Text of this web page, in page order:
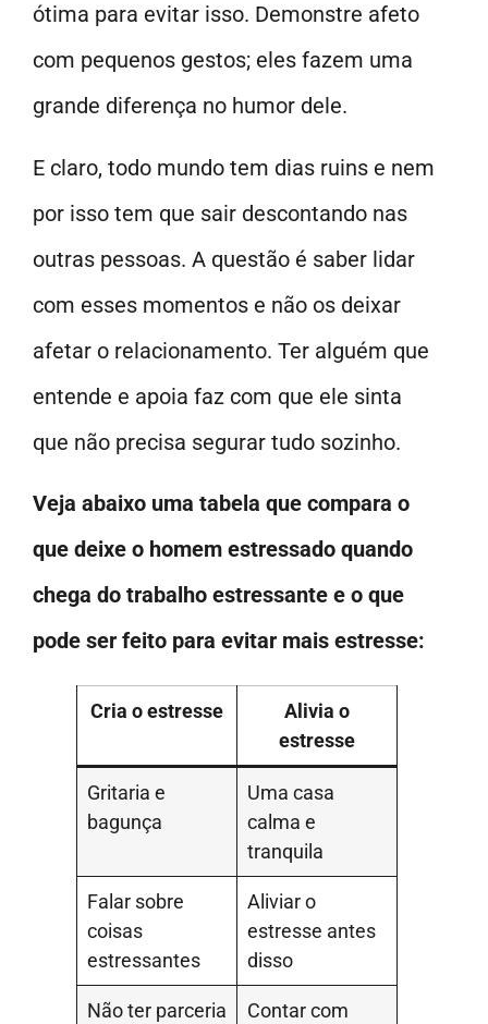
ótima para evitar isso. Demonstre afeto
com pequenos gestos; eles fazem uma
grande diferença no humor dele.
E claro, todo mundo tem dias ruins e nem
por isso tem que sair descontando nas
outras pessoas. A questão é saber lidar
com esses momentos e não os deixar
afetar o relacionamento. Ter alguém que
entende e apoia faz com que ele sinta
que não precisa segurar tudo sozinho.
Veja abaixo uma tabela que compara o
que deixe o homem estressado quando
chega do trabalho estressante e o que
pode ser feito para evitar mais estresse:
Cria o estresse
Alivia o
estresse
Gritaria e
bagunça
Uma casa
calma e
tranquila
Falar sobre
coisas
estressantes
Aliviar o
estresse antes
disso
Não ter parceria Contar com